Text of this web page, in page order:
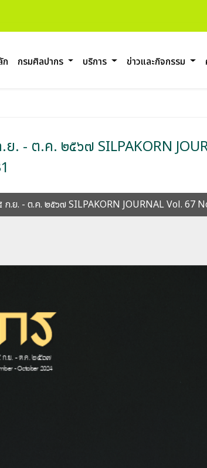
ก กรมศิลปากร บริการ ข่าวและกิจกรรม
- ต.ค. ๒๕๖๗ SILPAKORN
.ย. - ต.ค. ๒๕๖๗ SILPAKORN JOURNAL Vol. 67